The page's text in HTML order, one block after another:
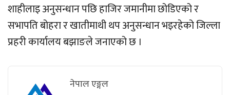
शाहीलाइ अनुसन्धान पछि हाजिर जमानीमा छोडिएको र
सभापति बोहरा र खातीमाथी थप अनुसन्धान भइरहेको जिल्ला
प्रहरी कार्यालय बझाङले जनाएको छ ।
नेपाल एङ्गल